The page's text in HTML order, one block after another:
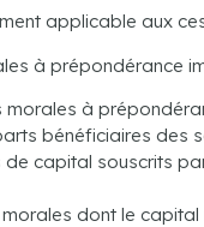
applicable aux
à prépondérance
à
bénéficiaires
capital souscrits
dont le